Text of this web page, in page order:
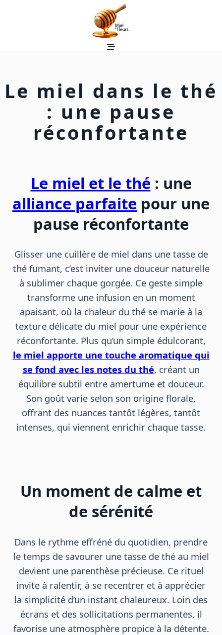
Skip
to
content
Le miel dans le thé
: une pause
réconfortante
Le miel et le thé : une
alliance parfaite pour une
pause réconfortante
Glisser une cuillère de miel dans une tasse de
thé fumant, c’est inviter une douceur naturelle
à sublimer chaque gorgée. Ce geste simple
transforme une infusion en un moment
apaisant, où la chaleur du thé se marie à la
texture délicate du miel pour une expérience
réconfortante. Plus qu’un simple édulcorant,
le miel apporte une touche aromatique qui
se fond avec les notes du thé, créant un
équilibre subtil entre amertume et douceur.
Son goût varie selon son origine florale,
offrant des nuances tantôt légères, tantôt
intenses, qui viennent enrichir chaque tasse.
Un moment de calme et
de sérénité
Dans le rythme effréné du quotidien, prendre
le temps de savourer une tasse de thé au miel
devient une parenthèse précieuse. Ce rituel
invite à ralentir, à se recentrer et à apprécier
la simplicité d’un instant chaleureux. Loin des
écrans et des sollicitations permanentes, il
favorise une atmosphère propice à la détente.